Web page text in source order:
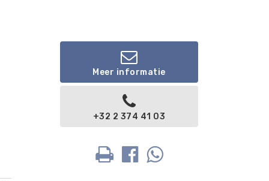
Meer informatie
+32 2 374 41 03